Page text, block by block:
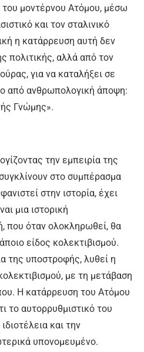
μοντέρνου Ατόμου, μέσω
και τον σταλινικό
η κατάρρευση αυτή δεν
πολιτικής, αλλά από τον
για να καταλήξει σε
από ανθρωπολογική άποψη:
Γνώμης».
την εμπειρία της
στο συμπέρασμα
στην ιστορία, έχει
μια ιστορική
που όταν ολοκληρωθεί, θα
είδος κολεκτιβισμού.
της υποστροφής, λυθεί η
με τη μετάβαση
Η κατάρρευση του Ατόμου
το αυτορρυθμιστικό του
και την
υπονομευμένο.